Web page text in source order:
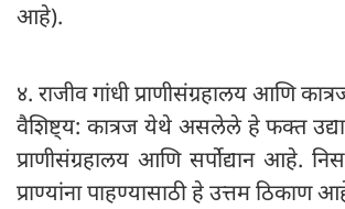
आहे).
४. राजीव गांधी प्राणीसंग्रहालय आणि
वैशिष्ट्य: कात्रज येथे असलेले हे फक्त
प्राणीसंग्रहालय आणि सर्पोद्यान आहे.
प्राण्यांना पाहण्यासाठी हे उत्तम ठिकाण